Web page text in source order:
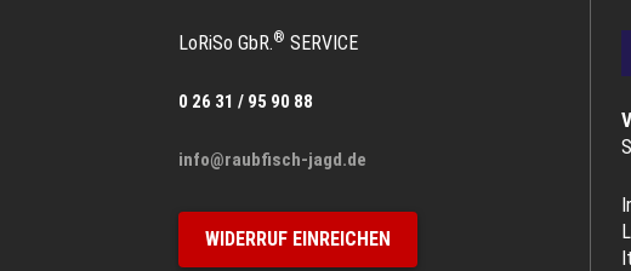
LoRiSo GbR.® SERVICE
0 26 31 / 95 90 88
info@raubfisch-jagd.de
WIDERRUF EINREICHEN